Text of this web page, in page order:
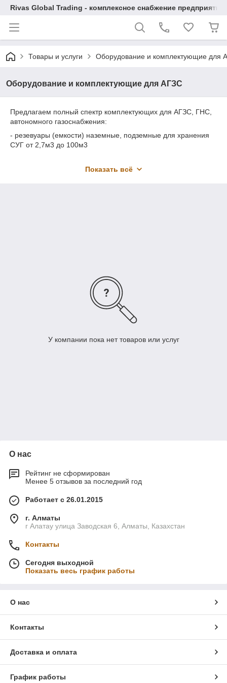
Rivas Global Trading - комплексное снабжение
Товары и услуги Оборудование и комплектующие для
Оборудование и комплектующие для АГЗС
Предлагаем полный спектр комплектующих для АГЗС, ГНС,
автономного газоснабжения:
- резевуары (емкости) наземные, подземные для хранения
СУГ от 2,7м3 до 100м3
- запорная арматура, шаровые краны
- рукава штуцерованные для ГРК и газовозов, разрывные
муфты, пистолеты (струбцины), ремкомплекты.
- испарители СУГ, шкафные газораспределительные пункты
Показать всё
У компании пока нет товаров или услуг
О нас
Рейтинг не сформирован
Менее 5 отзывов за последний год
Работает с 26.01.2015
г. Алматы
г Алатау улица Заводская 6, Алматы, Казахстан
Контакты
Сегодня выходной
Показать весь график работы
О нас
Контакты
Доставка и оплата
График работы